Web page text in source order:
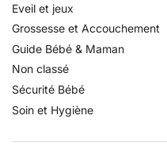
Eveil et jeux
Grossesse et Accouchement
Guide Bébé & Maman
Non classé
Sécurité Bébé
Soin et Hygiène